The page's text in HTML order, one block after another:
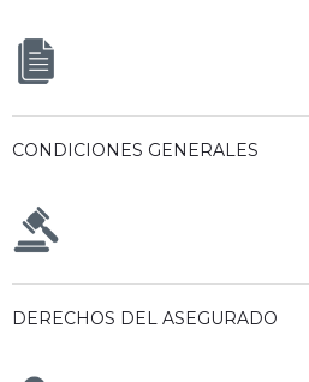
CONDICIONES GENERALES
DERECHOS DEL ASEGURADO